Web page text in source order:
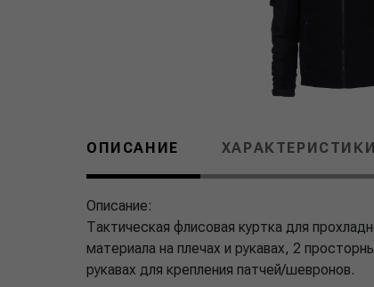
ОПИСАНИЕ ХАРАКТЕРИСТИКИ
Описание:
Тактическая флисовая куртка для
материала на плечах и рукавах, 2
рукавах для крепления патчей/шевронов.